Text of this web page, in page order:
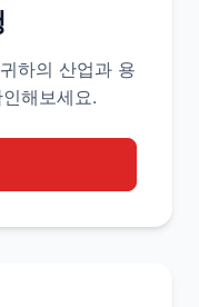
하의 산업과 용
해보세요.